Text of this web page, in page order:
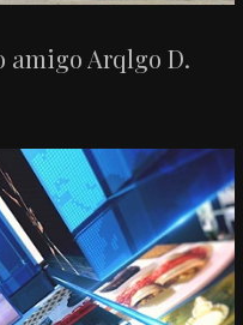
amigo Arqlgo D.